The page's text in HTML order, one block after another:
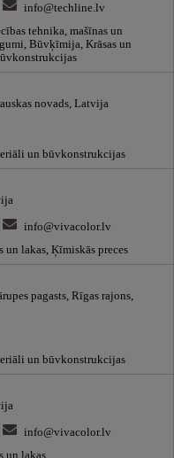
info@techline.lv
tehnika, mašīnas un
Būvķīmija, Krāsas un
novads, Latvija
un būvkonstrukcijas
info@vivacolor.lv
un lakas, Ķīmiskās preces
pagasts, Rīgas rajons,
un būvkonstrukcijas
info@vivacolor.lv